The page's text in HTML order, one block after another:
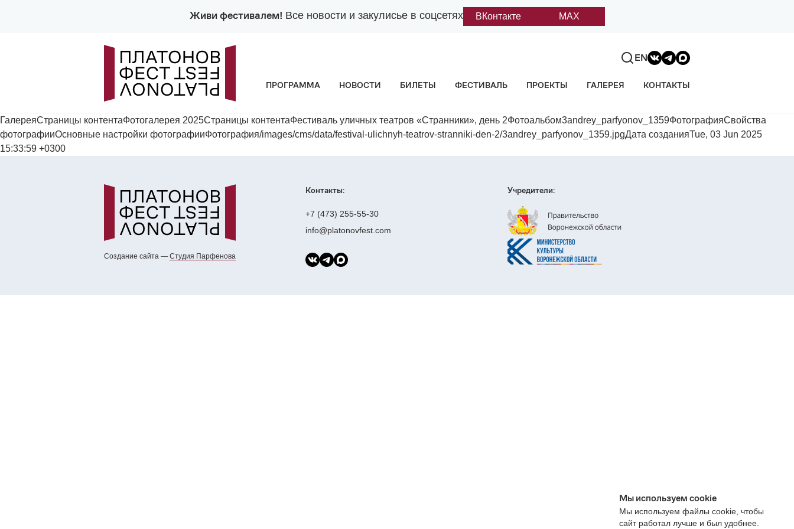
Живи фестивалем! Все новости и закулисье в соцсетях ВКонтакте MAX
ПРОГРАММА НОВОСТИ БИЛЕТЫ ФЕСТИВАЛЬ ПРОЕКТЫ ГАЛЕРЕЯ КОНТАКТЫ
EN
ГалереяСтраницы контентаФотогалерея 2025Страницы контентаФестиваль уличных театров «Странники», день 2Фотоальбом3andrey_parfyonov_1359ФотографияСвойства
фотографииОсновные настройки фотографииФотография/images/cms/data/festival-ulichnyh-teatrov-stranniki-den-2/3andrey_parfyonov_1359.jpgДата созданияTue, 03 Jun 2025
15:33:59 +0300
Контакты:
+7 (473) 255-55-30
info@platonovfest.com
Учредители:
Создание сайта — Cтудия Парфенова
Мы используем cookie
Мы используем файлы cookie, чтобы
сайт работал лучше и был удобнее.